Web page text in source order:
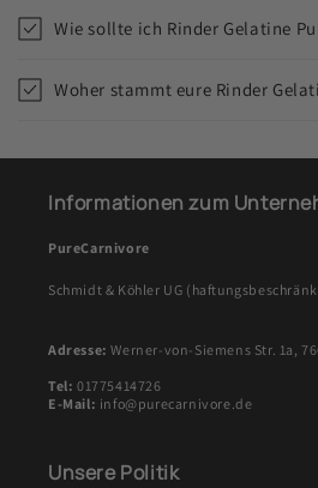
Wie sollte ich Rinder Gelatine
Woher stammt eure Rinder
Informationen zum
PureCarnivore
Schmidt & Köhler UG
Adresse: Werner-von-Siemens Str. 1a,
Tel: 01775414726
E-Mail: info@purecarnivore.de
Unsere Politik